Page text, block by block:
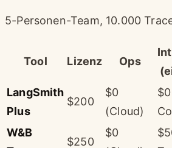
5-Personen-Team, 10.000
Tool Lizenz Ops
LangSmith
Plus
$200
$0
(Cloud)
W&B
$250
$0